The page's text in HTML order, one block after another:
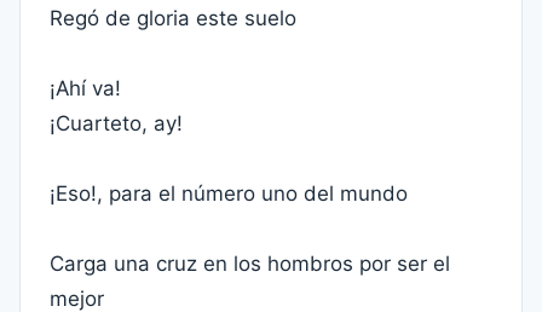
Regó de gloria este suelo
¡Ahí va!
¡Cuarteto, ay!
¡Eso!, para el número uno del mundo
Carga una cruz en los hombros por ser el
mejor